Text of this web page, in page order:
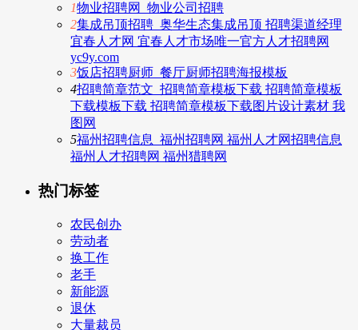
1物业招聘网_物业公司招聘
2集成吊顶招聘_奥华生态集成吊顶 招聘渠道经理
宜春人才网 宜春人才市场唯一官方人才招聘网
yc9y.com
3饭店招聘厨师_餐厅厨师招聘海报模板
4招聘简章范文_招聘简章模板下载 招聘简章模板
下载模板下载 招聘简章模板下载图片设计素材 我
图网
5福州招聘信息_福州招聘网 福州人才网招聘信息
福州人才招聘网 福州猎聘网
热门标签
农民创办
劳动者
换工作
老手
新能源
退休
大量裁员